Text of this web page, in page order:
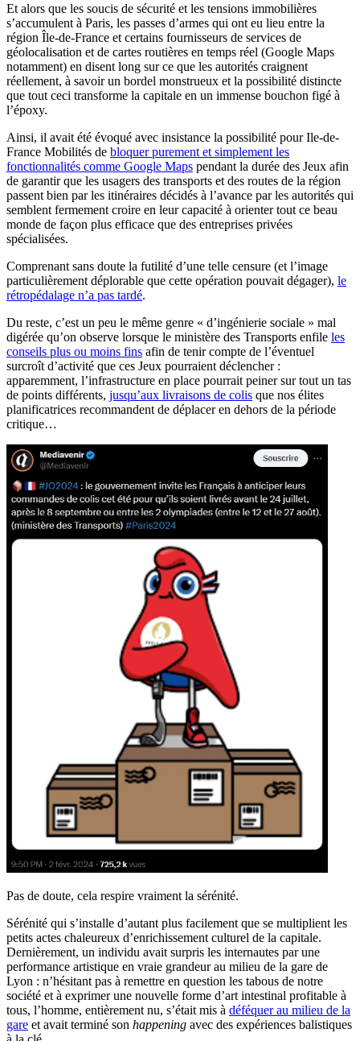
Et alors que les soucis de sécurité et les tensions immobilières
s’accumulent à Paris, les passes d’armes qui ont eu lieu entre la
région Île-de-France et certains fournisseurs de services de
géolocalisation et de cartes routières en temps réel (Google Maps
notamment) en disent long sur ce que les autorités craignent
réellement, à savoir un bordel monstrueux et la possibilité distincte
que tout ceci transforme la capitale en un immense bouchon figé à
l’époxy.
Ainsi, il avait été évoqué avec insistance la possibilité pour Ile-de-
France Mobilités de bloquer purement et simplement les
fonctionnalités comme Google Maps pendant la durée des Jeux afin
de garantir que les usagers des transports et des routes de la région
passent bien par les itinéraires décidés à l’avance par les autorités qui
semblent fermement croire en leur capacité à orienter tout ce beau
monde de façon plus efficace que des entreprises privées
spécialisées.
Comprenant sans doute la futilité d’une telle censure (et l’image
particulièrement déplorable que cette opération pouvait dégager), le
rétropédalage n’a pas tardé.
Du reste, c’est un peu le même genre « d’ingénierie sociale » mal
digérée qu’on observe lorsque le ministère des Transports enfile les
conseils plus ou moins fins afin de tenir compte de l’éventuel
surcroît d’activité que ces Jeux pourraient déclencher :
apparemment, l’infrastructure en place pourrait peiner sur tout un tas
de points différents, jusqu’aux livraisons de colis que nos élites
planificatrices recommandent de déplacer en dehors de la période
critique…
Pas de doute, cela respire vraiment la sérénité.
Sérénité qui s’installe d’autant plus facilement que se multiplient les
petits actes chaleureux d’enrichissement culturel de la capitale.
Dernièrement, un individu avait surpris les internautes par une
performance artistique en vraie grandeur au milieu de la gare de
Lyon : n’hésitant pas à remettre en question les tabous de notre
société et à exprimer une nouvelle forme d’art intestinal profitable à
tous, l’homme, entièrement nu, s’était mis à déféquer au milieu de la
gare et avait terminé son happening avec des expériences balistiques